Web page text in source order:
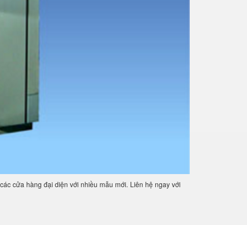
cửa hàng đại diện với nhiều mẫu mới. Liên hệ ngay với